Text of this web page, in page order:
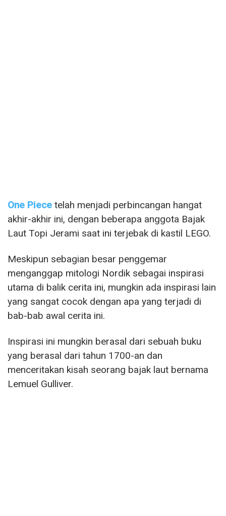
One Piece telah menjadi perbincangan hangat
akhir-akhir ini, dengan beberapa anggota Bajak
Laut Topi Jerami saat ini terjebak di kastil LEGO.
Meskipun sebagian besar penggemar
menganggap mitologi Nordik sebagai inspirasi
utama di balik cerita ini, mungkin ada inspirasi lain
yang sangat cocok dengan apa yang terjadi di
bab-bab awal cerita ini.
Inspirasi ini mungkin berasal dari sebuah buku
yang berasal dari tahun 1700-an dan
menceritakan kisah seorang bajak laut bernama
Lemuel Gulliver.